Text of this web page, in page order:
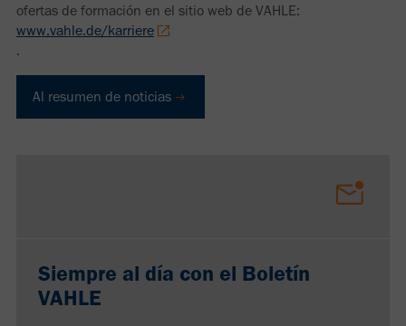
ofertas de formación en el sitio web de VAHLE:
www.vahle.de/karriere
.
Al resumen de noticias
Siempre al día con el Boletín
VAHLE